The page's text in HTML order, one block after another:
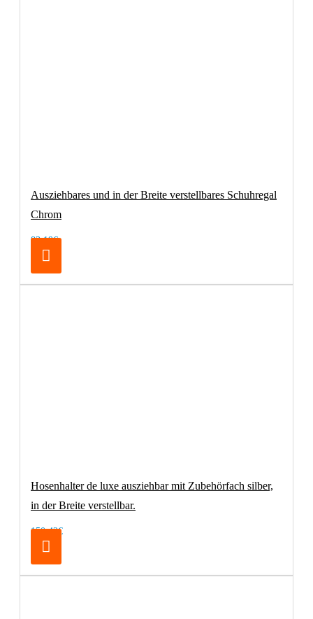
Ausziehbares und in der Breite verstellbares Schuhregal
Chrom
83,19€
Hosenhalter de luxe ausziehbar mit Zubehörfach silber,
in der Breite verstellbar.
150,42€